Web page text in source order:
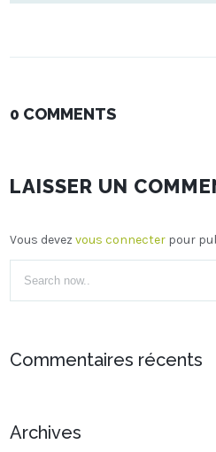
0 COMMENTS
LAISSER UN
Vous devezvous connecter pour
Commentaires récents
Archives